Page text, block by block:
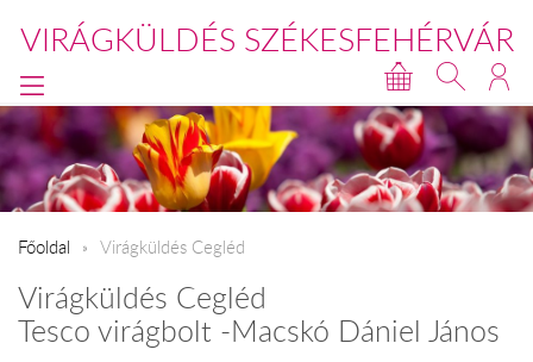
VIRÁGKÜLDÉS SZÉKESFEHÉRVÁR
Főoldal Virágküldés Cegléd
Virágküldés Cegléd
Tesco virágbolt -Macskó Dániel János